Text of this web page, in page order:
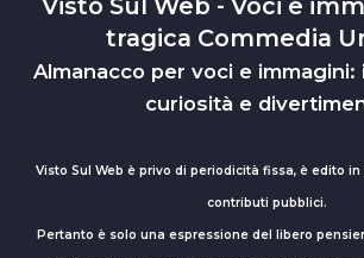
Visto Sul Web - Voci e
tragica Commedia
Almanacco per voci e immagini:
curiosità e
Visto Sul Web è privo di periodicità fissa, è edito
contributi pubblici.
Pertanto è solo una espressione del libero